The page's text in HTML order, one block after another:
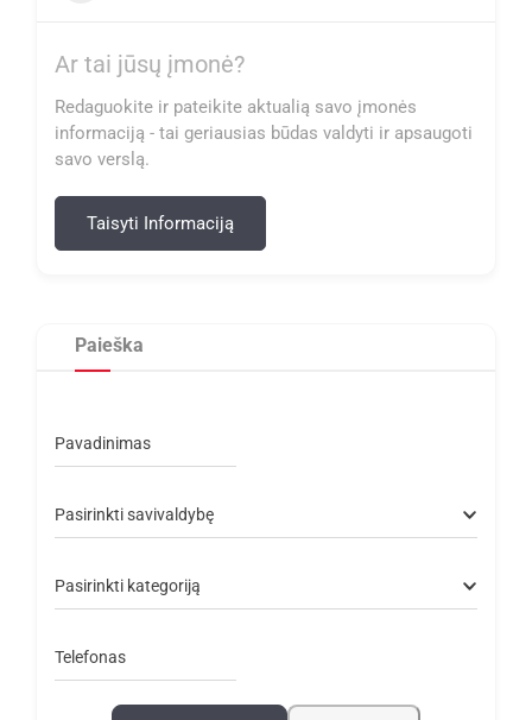
Ar tai jūsų įmonė?
Redaguokite ir pateikite aktualią savo įmonės
informaciją - tai geriausias būdas valdyti ir apsaugoti
savo verslą.
Taisyti Informaciją
Paieška
Pavadinimas
Pasirinkti savivaldybę
Pasirinkti kategoriją
Telefonas